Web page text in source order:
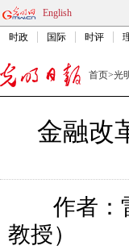
English
时政 国际 时评
首页>光
金融改
作者：雷
教授）